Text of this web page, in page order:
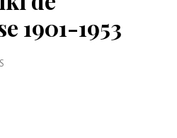
1901-1953